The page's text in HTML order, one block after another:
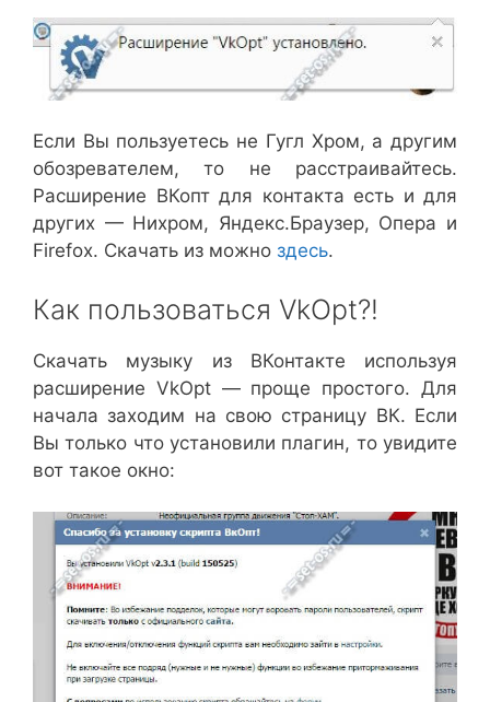
Если Вы пользуетесь не Гугл Хром, а другим
обозревателем, то не расстраивайтесь.
Расширение ВКопт для контакта есть и для
других — Нихром, Яндекс.Браузер, Опера и
Firefox. Скачать из можно здесь.
Как пользоваться VkOpt?!
Скачать музыку из ВКонтакте используя
расширение VkOpt — проще простого. Для
начала заходим на свою страницу ВК. Если
Вы только что установили плагин, то увидите
вот такое окно: